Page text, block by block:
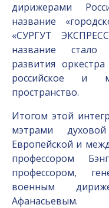
дирижерами
название
«СУРГУТ
название стало
развития
российское и
пространство.
Итогом этой
мэтрами
Европейской и
профессором
профессором,
военным
Афанасьевым.